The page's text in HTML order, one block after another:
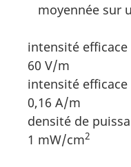
moyennée sur
intensité
60 V/m
intensité
0,16 A/m
densité de
1 mW/cm2